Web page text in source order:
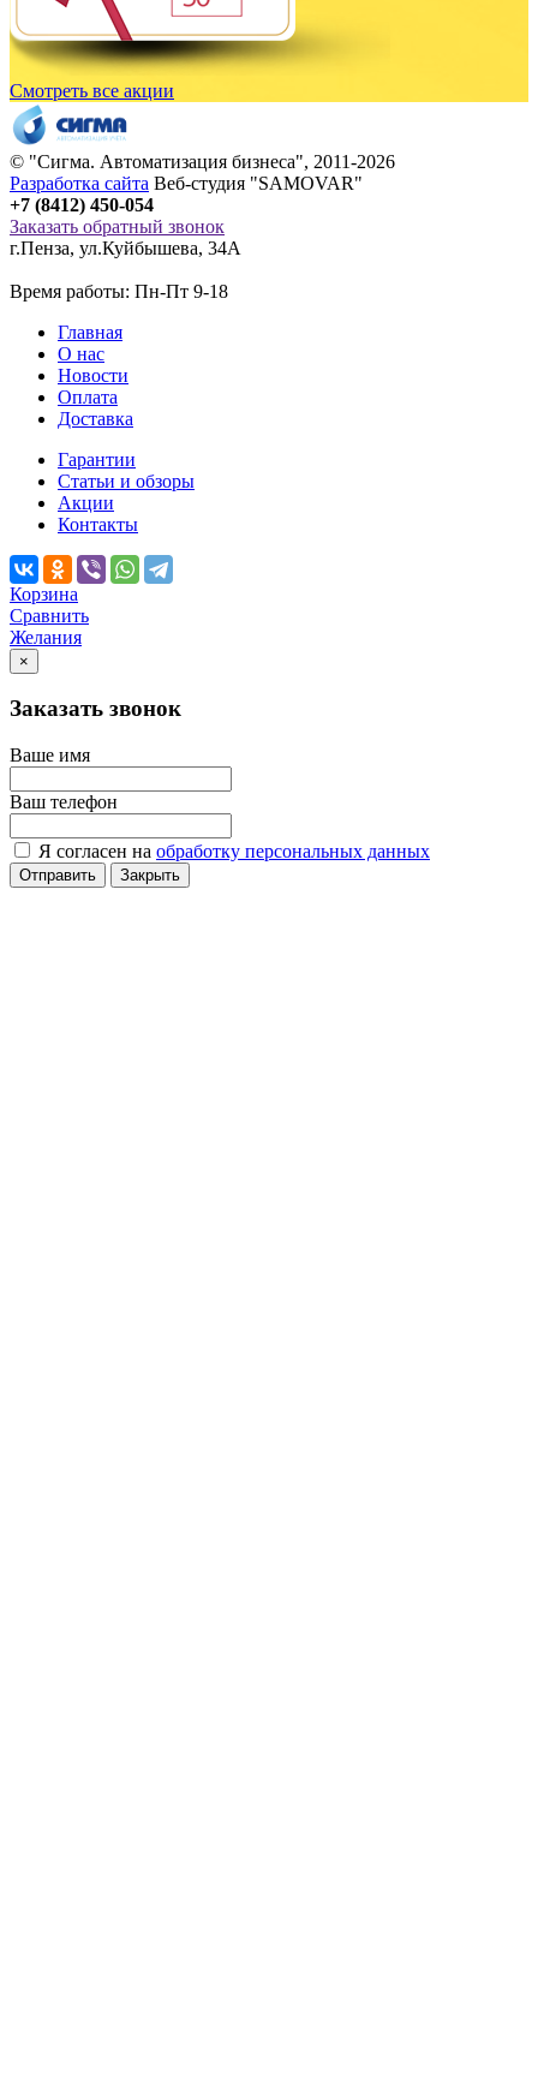
Смотреть все акции
© "Сигма. Автоматизация бизнеса", 2011-2026
Разработка сайта Веб-студия "SAMOVAR"
+7 (8412) 450-054
Заказать обратный звонок
г.Пенза, ул.Куйбышева, 34А
Время работы: Пн-Пт 9-18
Главная
О нас
Новости
Оплата
Доставка
Гарантии
Статьи и обзоры
Акции
Контакты
Корзина
Сравнить
Желания
×
Заказать звонок
Ваше имя
Ваш телефон
Я согласен на обработку персональных данных
Отправить Закрыть